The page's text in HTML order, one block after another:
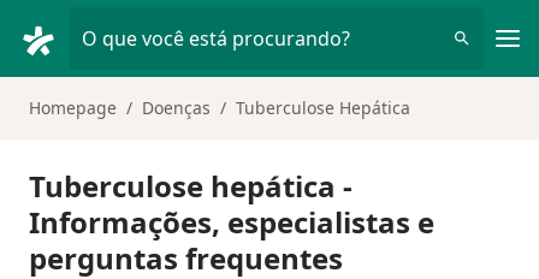
O que você está procurando?
Homepage Doenças Tuberculose Hepática
Tuberculose hepática -
Informações, especialistas e
perguntas frequentes